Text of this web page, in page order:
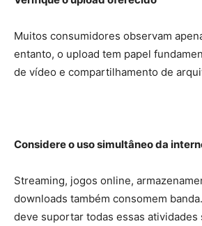
Muitos consumidores observam
entanto, o upload tem papel
de vídeo e compartilhamento de
Considere o uso simultâneo da
Streaming, jogos online,
downloads também consomem
deve suportar todas essas